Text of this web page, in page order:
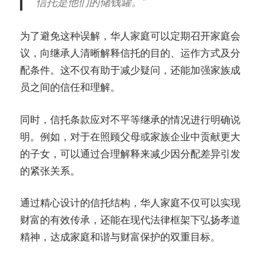
为了避免这种误解，华人家庭可以定期召开家庭会
议，向继承人清晰解释信托的目的、运作方式及分
配条件。这不仅有助于减少疑问，还能加强家族成
员之间的信任和理解。
同时，信托条款应对不平等继承的情况进行明确说
明。例如，对于在照顾父母或家族企业中贡献更大
的子女，可以通过合理解释来减少因分配差异引发
的紧张关系。
通过精心设计的信托结构，华人家庭不仅可以实现
财富的有效传承，还能在现代法律框架下弘扬孝道
精神，达成家庭和谐与财富保护的双重目标。